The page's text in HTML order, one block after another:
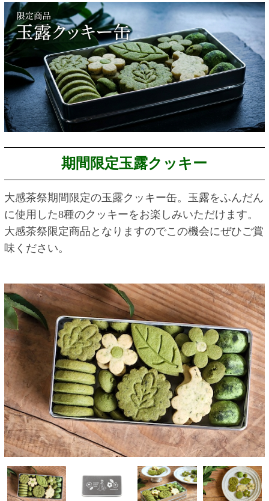
期間限定玉露クッキー
大感茶祭期間限定の玉露クッキー缶。玉露をふんだん
に使用した8種のクッキーをお楽しみいただけます。
大感茶祭限定商品となりますのでこの機会にぜひご賞
味ください。